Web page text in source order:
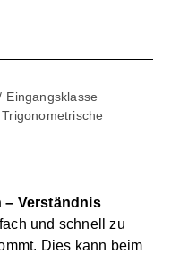
Eingangsklasse
Trigonometrische
– Verständnis
und schnell zu
Dies kann beim